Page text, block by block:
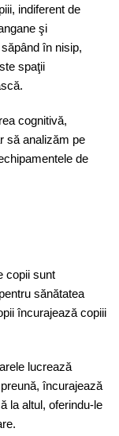
indiferent de
şi
în nisip,
spaţii
cognitivă,
să analizăm pe
de
copii sunt
sănătatea
încurajează copiii
lucrează
încurajează
la altul, oferindu-le